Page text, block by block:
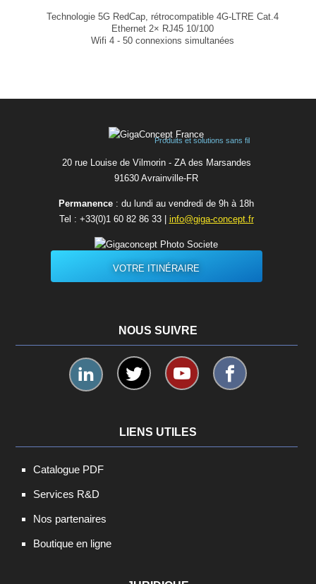
Technologie 5G RedCap, rétrocompatible 4G-LTRE Cat.4
Ethernet 2× RJ45 10/100
Wifi 4 - 50 connexions simultanées
Dimensions : 83 × 25 × 74mm
Produits et solutions sans fil
20 rue Louise de Vilmorin - ZA des Marsandes
91630 Avrainvilleㅤ-ㅤFR
Permanence : du lundi au vendredi de 9h à 18h
Tel : +33(0)1 60 82 86 33| info@giga-concept.fr
VOTRE ITINÉRAIRE
NOUS SUIVRE
LIENS UTILES
Catalogue PDF
Services R&D
Nos partenaires
Boutique en ligne